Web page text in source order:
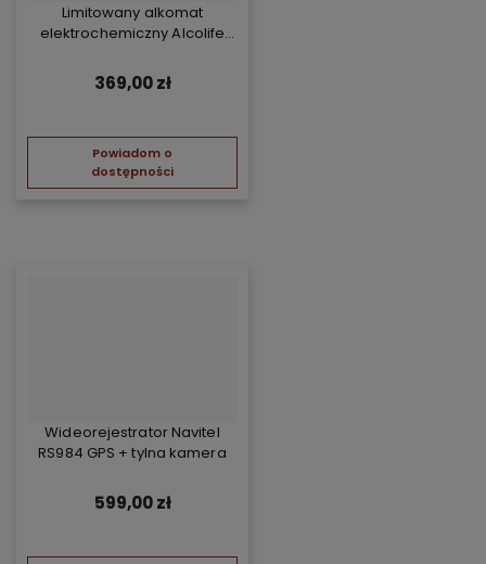
Limitowany alkomat
elektrochemiczny Alcolife
369,00 zł
Powiadom o
dostępności
Wideorejestrator Navitel
RS984 GPS + tylna kamera
599,00 zł